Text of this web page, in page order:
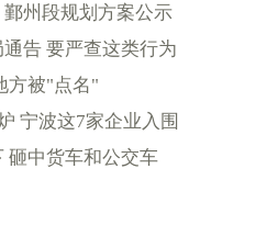
州段规划方案公示
告 要严查这类行为
方被"点名"
宁波这7家企业入围
砸中货车和公交车